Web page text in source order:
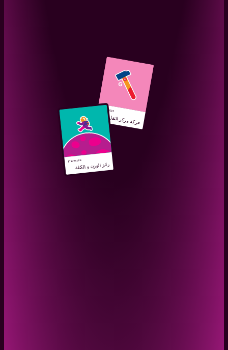
Interactive
حركة مركز الثقل
Interactive
رائز الوزن و الكتلة